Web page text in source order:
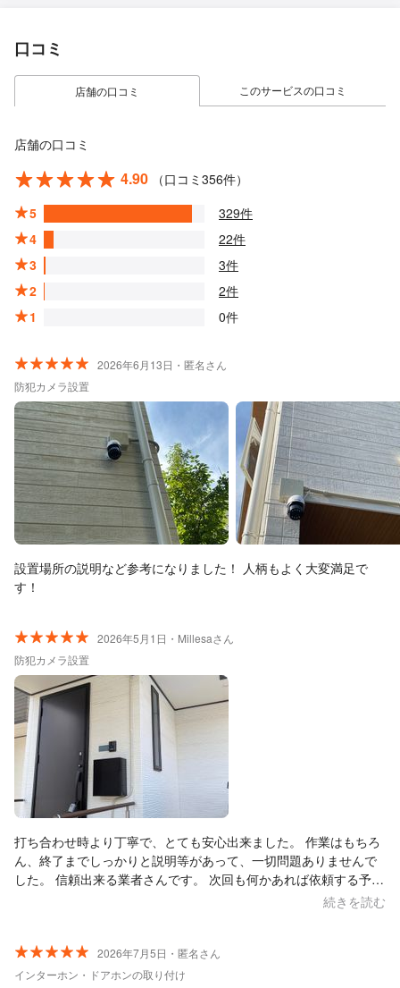
口コミ
店舗の口コミ このサービスの口コミ
店舗の口コミ
4.90
（口コミ356件）
5
329件
4
22件
3
3件
2
2件
1
0件
2026年6月13日・匿名さん
防犯カメラ設置
設置場所の説明など参考になりました！ 人柄もよく大変満足で
す！
2026年5月1日・Millesaさん
防犯カメラ設置
打ち合わせ時より丁寧で、とても安心出来ました。 作業はもちろ
ん、終了までしっかりと説明等があって、一切問題ありませんで
した。 信頼出来る業者さんです。 次回も何かあれば依頼する予定
続きを読む
2026年7月5日・匿名さん
インターホン・ドアホンの取り付け